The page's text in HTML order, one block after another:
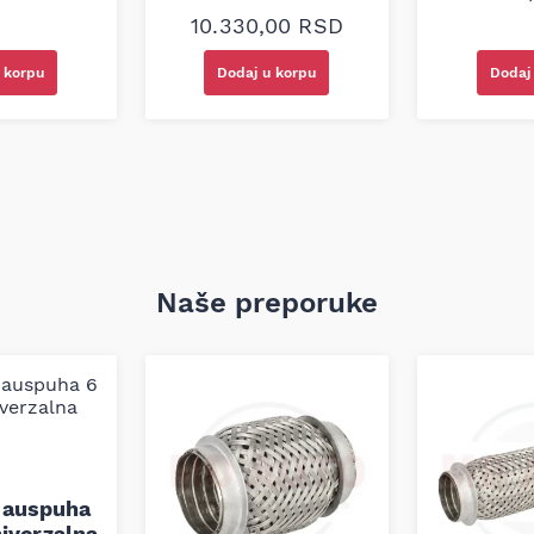
korpu
10.330,00 RSD
Dodaj u korpu
Naše preporuke